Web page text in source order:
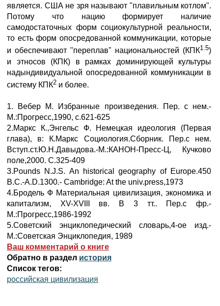
является. США не зря называют "плавильным котлом".
Потому что нацию формирует наличие
самодостаточных форм социокультурной реальности,
то есть форм опосредованной коммуникации, которые
и обеспечивают "переплав" национальностей (КПК1.5)
и этносов (КПК) в рамках доминирующей культуры
надындивидуальной опосредованной коммуникации в
систему КПК2 и более.
1. Вебер М. Избранные произведения. Пер. с нем.-
М.:Прогресс,1990, с.621-625
2.Маркс К.,Энгельс Ф. Немецкая идеология (Первая
глава), в: К.Маркс Социология.Сборник. Пер.с нем.
Вступ.ст.Ю.Н.Давыдова.-М.:КАНОН-Пресс-Ц, Кучково
поле,2000. С.325-409
3.Pounds N.J.S. An historical geography of Europe.450
B.C.-A.D.1300.- Cambridge: At the univ.press,1973
4.Бродель Ф Материальная цивилизация, экономика и
капитализм, XV-XVIII вв. В 3 тт.. Пер.с фр.-
М.:Прогресс,1986-1992
5.Советский энциклопедический словарь,4-ое изд.-
М.:Советская Энциклопедия, 1989
Ваш комментарий о книге
Обратно в раздел история
Список тегов:
российская цивилизация